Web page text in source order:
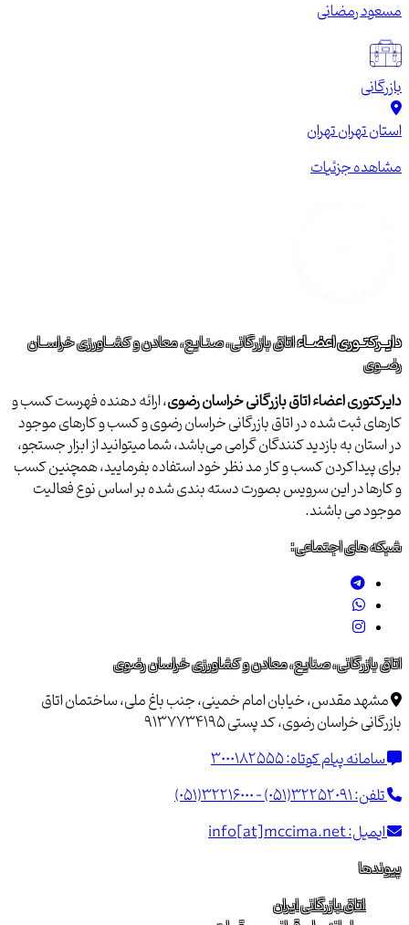
مسعود رمضانی
بازرگانی
استان تهرانتهران
مشاهده جزئیات
دایــرکتــوری اعضــاءاتاق بازرگانی، صنـایع، معادن و کشــاورزی خراســان
رضــوی
دایرکتوری اعضاء اتاق بازرگانی خراسان رضوی، ارائه دهنده فهرست کسب و
کارهای ثبت شده در اتاق بازرگانی خراسان رضوی و کسب و کارهای موجود
در استان به بازدید کنندگان گرامی می‌باشد، شما میتوانید از ابزار جستجو،
برای پیداکردن کسب و کار مد نظر خود استفاده بفرمایید، همچنین کسب
و کارها در این سرویس بصورت دسته بندی شده بر اساس نوع فعالیت
موجود می باشند.
شبکه های اجتماعی:
اتاق بازرگانی، صنایع، معادن و کشاورزی خراسان رضوی
مشهد مقدس، خیابان امام خمینی، جنب باغ ملی، ساختمان اتاق
بازرگانی خراسان رضوی، کد پستی 9137734195
سامانه پیام کوتاه:3000182555
تلفن:(051)32216000 - (051)32252091
ایمیل:info[at]mccima.net
پیوندها
اتاق بازرگانی ایران